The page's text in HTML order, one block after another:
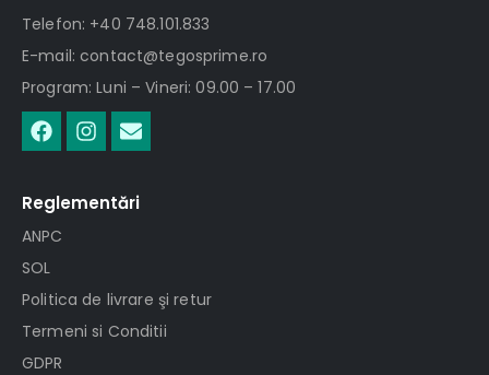
Telefon: +40 748.101.833
E-mail: contact@tegosprime.ro
Program: Luni – Vineri: 09.00 – 17.00
Reglementări
ANPC
SOL
Politica de livrare şi retur
Termeni si Conditii
GDPR